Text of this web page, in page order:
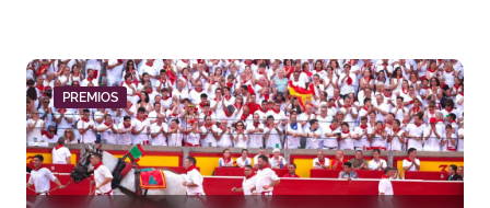
PREMIOS